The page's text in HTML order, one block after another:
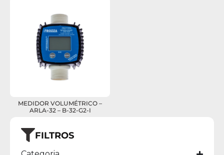
FILTROS
MEDIDOR VOLUMÉTRICO –
ARLA-32 – B-32-G2-I